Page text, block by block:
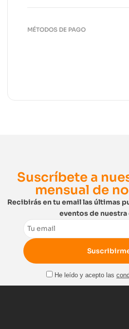
MÉTODOS DE PAGO
Suscríbete a
mensual de
Recibirás en tu email las últimas
eventos de
Email
He leído y acepto las